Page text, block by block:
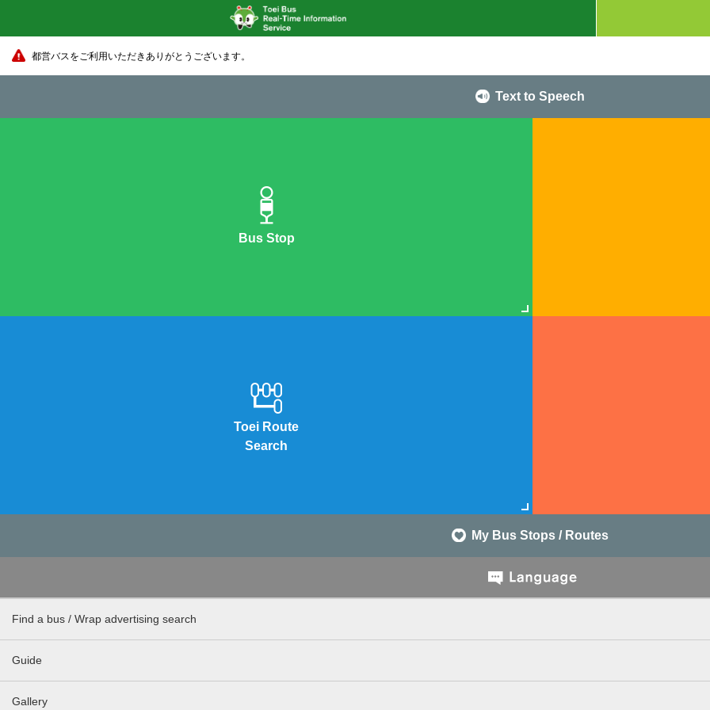
都営バスをご利用いただきありがとうございます。
Text to Speech
Bus Stop
Toei Route
Search
My Bus Stops / Routes
Find a bus / Wrap advertising search
Guide
Gallery